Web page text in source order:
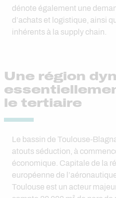
dénote également une
d’achats et logistique, ainsi
inhérents à la supply chain.
Une région
le tertiaire
Le bassin de Toulouse-
atouts séduction, à
économique. Capitale de la
européenne de
Toulouse est un acteur